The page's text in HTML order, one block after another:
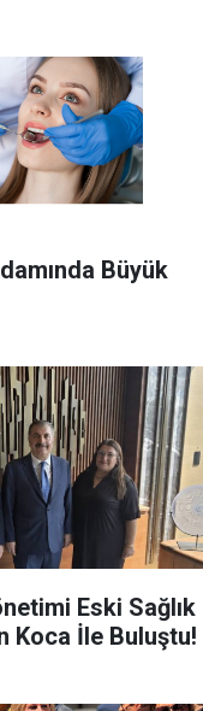
Büyük
Eski Sağlık
Koca İle Buluştu!